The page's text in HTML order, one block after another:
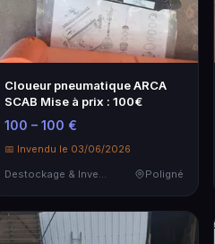
Cloueur pneumatique ARCA
SCAB Mise à prix : 100€
100 – 100 €
📅 Invendu le 03/06/2026
Poligné